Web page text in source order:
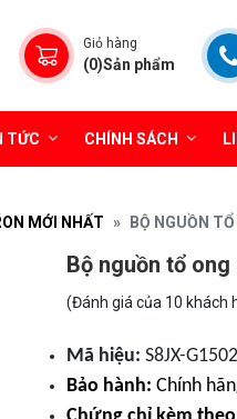
Giỏ hàng
(0)Sản phẩm
TỨC CHÍNH SÁCH
MỚI NHẤT BỘ NGUỒN
Bộ nguồn tổ ong
(Đánh giá của 10 khách
Mã hiệu: S8JX-
Bảo hành: Chính